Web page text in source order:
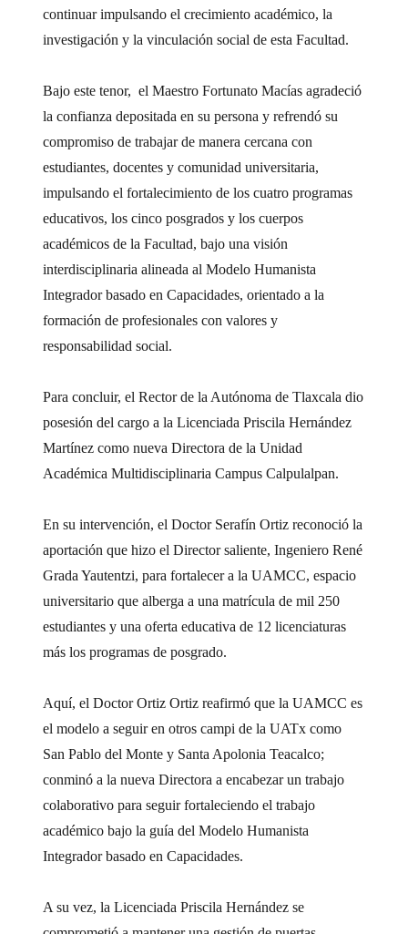
continuar impulsando el crecimiento académico, la
investigación y la vinculación social de esta Facultad.
Bajo este tenor, el Maestro Fortunato Macías agradeció
la confianza depositada en su persona y refrendó su
compromiso de trabajar de manera cercana con
estudiantes, docentes y comunidad universitaria,
impulsando el fortalecimiento de los cuatro programas
educativos, los cinco posgrados y los cuerpos
académicos de la Facultad, bajo una visión
interdisciplinaria alineada al Modelo Humanista
Integrador basado en Capacidades, orientado a la
formación de profesionales con valores y
responsabilidad social.
Para concluir, el Rector de la Autónoma de Tlaxcala dio
posesión del cargo a la Licenciada Priscila Hernández
Martínez como nueva Directora de la Unidad
Académica Multidisciplinaria Campus Calpulalpan.
En su intervención, el Doctor Serafín Ortiz reconoció la
aportación que hizo el Director saliente, Ingeniero René
Grada Yautentzi, para fortalecer a la UAMCC, espacio
universitario que alberga a una matrícula de mil 250
estudiantes y una oferta educativa de 12 licenciaturas
más los programas de posgrado.
Aquí, el Doctor Ortiz Ortiz reafirmó que la UAMCC es
el modelo a seguir en otros campi de la UATx como
San Pablo del Monte y Santa Apolonia Teacalco;
conminó a la nueva Directora a encabezar un trabajo
colaborativo para seguir fortaleciendo el trabajo
académico bajo la guía del Modelo Humanista
Integrador basado en Capacidades.
A su vez, la Licenciada Priscila Hernández se